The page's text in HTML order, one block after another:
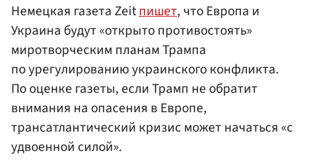
Немецкая газета Zeitпишет, что Европа и
Украина будут «открыто противостоять»
миротворческим планам Трампа
по урегулированию украинского конфликта.
По оценке газеты, если Трамп не обратит
внимания на опасения в Европе,
трансатлантический кризис может начаться «с
удвоенной силой».